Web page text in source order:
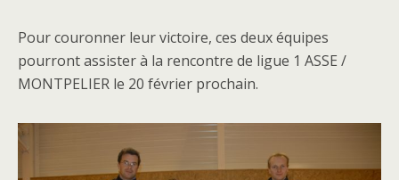
Pour couronner leur victoire, ces deux équipes
pourront assister à la rencontre de ligue 1 ASSE /
MONTPELIER le 20 février prochain.